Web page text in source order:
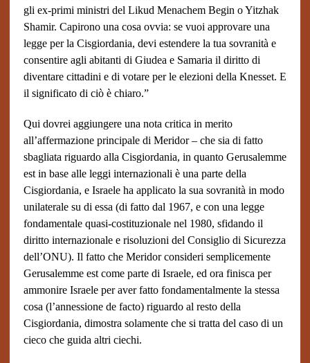
gli ex-primi ministri del Likud Menachem Begin o Yitzhak
Shamir. Capirono una cosa ovvia: se vuoi approvare una
legge per la Cisgiordania, devi estendere la tua sovranità e
consentire agli abitanti di Giudea e Samaria il diritto di
diventare cittadini e di votare per le elezioni della Knesset. E
il significato di ciò è chiaro.”
Qui dovrei aggiungere una nota critica in merito
all’affermazione principale di Meridor – che sia di fatto
sbagliata riguardo alla Cisgiordania, in quanto Gerusalemme
est in base alle leggi internazionali è una parte della
Cisgiordania, e Israele ha applicato la sua sovranità in modo
unilaterale su di essa (di fatto dal 1967, e con una legge
fondamentale quasi-costituzionale nel 1980, sfidando il
diritto internazionale e risoluzioni del Consiglio di Sicurezza
dell’ONU). Il fatto che Meridor consideri semplicemente
Gerusalemme est come parte di Israele, ed ora finisca per
ammonire Israele per aver fatto fondamentalmente la stessa
cosa (l’annessione de facto) riguardo al resto della
Cisgiordania, dimostra solamente che si tratta del caso di un
cieco che guida altri ciechi.